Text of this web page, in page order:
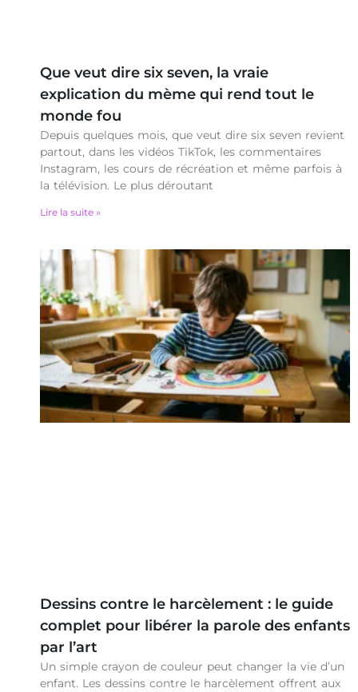
Que veut dire six seven, la vraie
explication du mème qui rend tout le
monde fou
Depuis quelques mois, que veut dire six seven revient
partout, dans les vidéos TikTok, les commentaires
Instagram, les cours de récréation et même parfois à
la télévision. Le plus déroutant
Lire la suite »
Dessins contre le harcèlement : le guide
complet pour libérer la parole des enfants
par l’art
Un simple crayon de couleur peut changer la vie d’un
enfant. Les dessins contre le harcèlement offrent aux